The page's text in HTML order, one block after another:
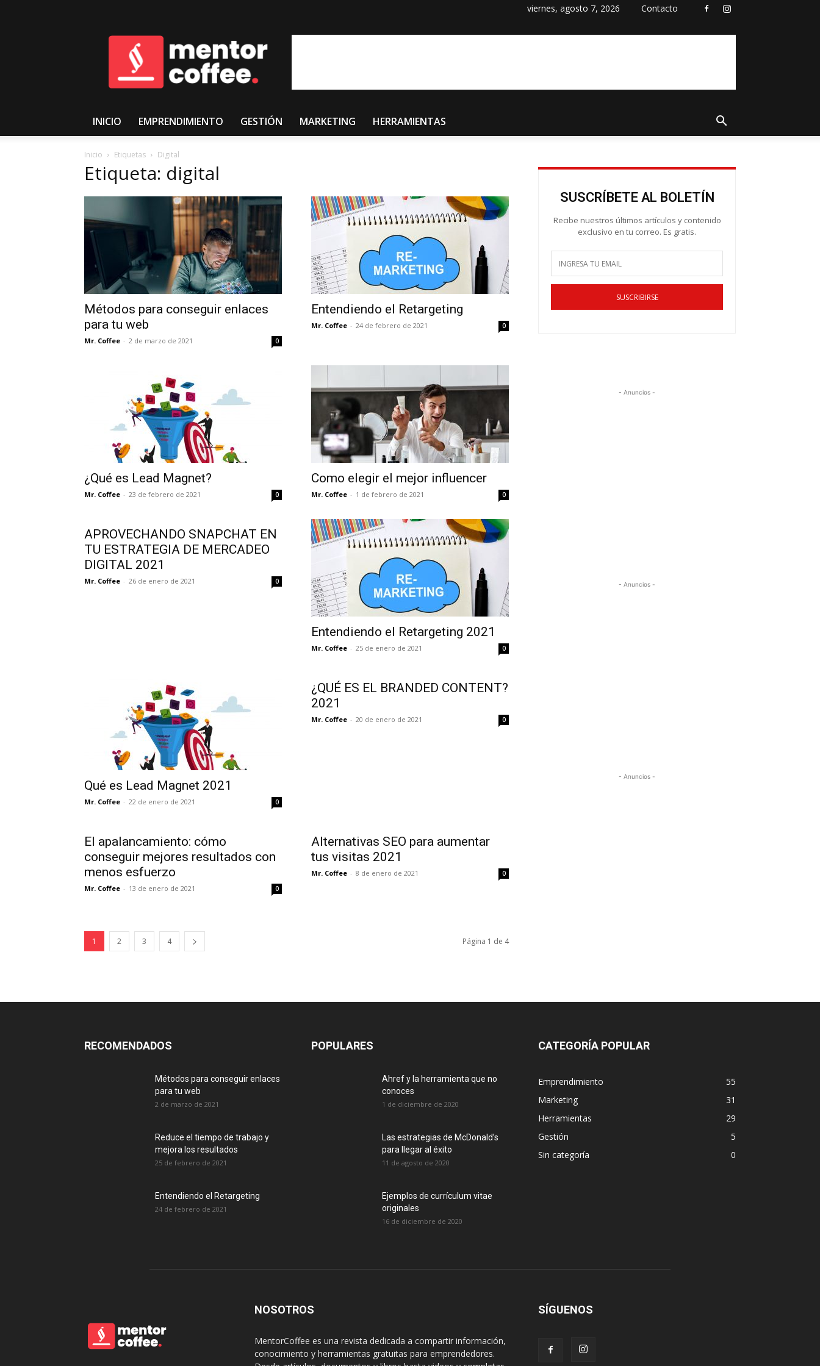
viernes, agosto 7, 2026 Contacto
𝑴𝒆𝒏𝒕𝒐𝒓𝑪𝒐𝒇𝒇𝒆𝒆
INICIO EMPRENDIMIENTO GESTIÓN MARKETING HERRAMIENTAS
Inicio Etiquetas Digital
Etiqueta: digital
Métodos para conseguir enlaces
para tu web
Mr. Coffee - 2 de marzo de 2021 0
Entendiendo el Retargeting
Mr. Coffee - 24 de febrero de 2021 0
¿Qué es Lead Magnet?
Mr. Coffee - 23 de febrero de 2021 0
Como elegir el mejor influencer
Mr. Coffee - 1 de febrero de 2021 0
APROVECHANDO SNAPCHAT EN
TU ESTRATEGIA DE MERCADEO
DIGITAL 2021
Mr. Coffee - 26 de enero de 2021 0
Entendiendo el Retargeting 2021
Mr. Coffee - 25 de enero de 2021 0
Qué es Lead Magnet 2021
Mr. Coffee - 22 de enero de 2021 0
¿QUÉ ES EL BRANDED CONTENT?
2021
Mr. Coffee - 20 de enero de 2021 0
El apalancamiento: cómo
conseguir mejores resultados con
menos esfuerzo
Mr. Coffee - 13 de enero de 2021 0
Alternativas SEO para aumentar
tus visitas 2021
Mr. Coffee - 8 de enero de 2021 0
1 2 3 4 Página 1 de 4
SUSCRÍBETE AL BOLETÍN
Recibe nuestros últimos artículos y contenido
exclusivo en tu correo. Es gratis.
SUSCRIBIRSE
- Anuncios -
- Anuncios -
- Anuncios -
RECOMENDADOS
Métodos para conseguir enlaces
para tu web
2 de marzo de 2021
Reduce el tiempo de trabajo y
mejora los resultados
25 de febrero de 2021
Entendiendo el Retargeting
24 de febrero de 2021
POPULARES
Ahref y la herramienta que no
conoces
1 de diciembre de 2020
Las estrategias de McDonald’s
para llegar al éxito
11 de agosto de 2020
Ejemplos de currículum vitae
originales
16 de diciembre de 2020
CATEGORÍA POPULAR
Emprendimiento
55
Marketing
31
Herramientas
29
Gestión
5
Sin categoría
0
NOSOTROS
MentorCoffee es una revista dedicada a compartir información,
conocimiento y herramientas gratuitas para emprendedores.
SÍGUENOS